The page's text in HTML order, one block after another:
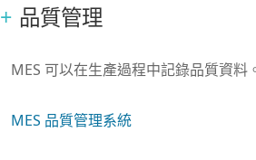
品質管理
MES 可以在生產過程中記錄品質資料
MES 品質管理系統